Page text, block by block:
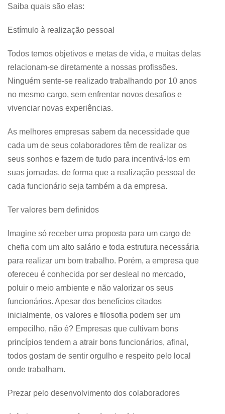
Saiba quais são elas:
Estímulo à realização pessoal
Todos temos objetivos e metas de vida, e muitas delas
relacionam-se diretamente a nossas profissões.
Ninguém sente-se realizado trabalhando por 10 anos
no mesmo cargo, sem enfrentar novos desafios e
vivenciar novas experiências.
As melhores empresas sabem da necessidade que
cada um de seus colaboradores têm de realizar os
seus sonhos e fazem de tudo para incentivá-los em
suas jornadas, de forma que a realização pessoal de
cada funcionário seja também a da empresa.
Ter valores bem definidos
Imagine só receber uma proposta para um cargo de
chefia com um alto salário e toda estrutura necessária
para realizar um bom trabalho. Porém, a empresa que
ofereceu é conhecida por ser desleal no mercado,
poluir o meio ambiente e não valorizar os seus
funcionários. Apesar dos benefícios citados
inicialmente, os valores e filosofia podem ser um
empecilho, não é? Empresas que cultivam bons
princípios tendem a atrair bons funcionários, afinal,
todos gostam de sentir orgulho e respeito pelo local
onde trabalham.
Prezar pelo desenvolvimento dos colaboradores